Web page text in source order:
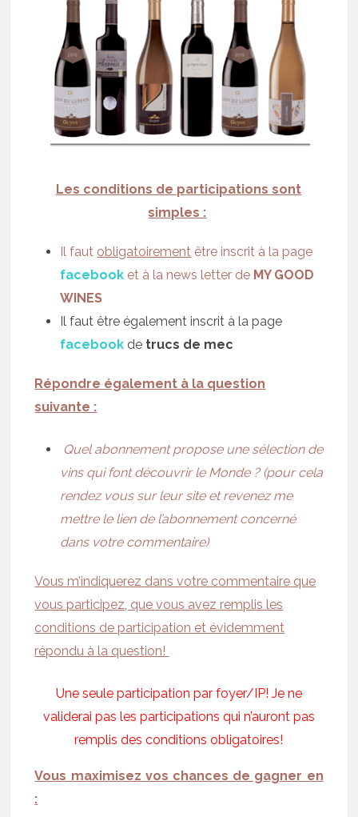
Les conditions de participations sont
simples :
Il faut obligatoirement être inscrit à la page
facebook et à la news letter de MY GOOD
WINES
Il faut être également inscrit à la page
facebook de trucs de mec
Répondre également à la question
suivante :
Quel abonnement propose une sélection de
vins qui font découvrir le Monde ? (pour cela
rendez vous sur leur site et revenez me
mettre le lien de l’abonnement concerné
dans votre commentaire)
Vous m’indiquerez dans votre commentaire que
vous participez, que vous avez remplis les
conditions de participation et évidemment
répondu à la question!
Une seule participation par foyer/IP! Je ne
validerai pas les participations qui n’auront pas
remplis des conditions obligatoires!
Vous maximisez vos chances de gagner en
: